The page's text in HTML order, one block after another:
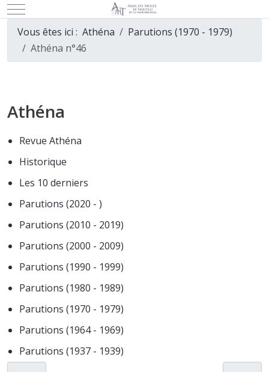
Mobile Menu Toggle
Vous êtes ici : Athéna
Parutions (1970 - 1979)
Athéna n°46
Athéna
Revue Athéna
Historique
Les 10 derniers
Parutions (2020 - )
Parutions (2010 - 2019)
Parutions (2000 - 2009)
Parutions (1990 - 1999)
Parutions (1980 - 1989)
Parutions (1970 - 1979)
Parutions (1964 - 1969)
Parutions (1937 - 1939)